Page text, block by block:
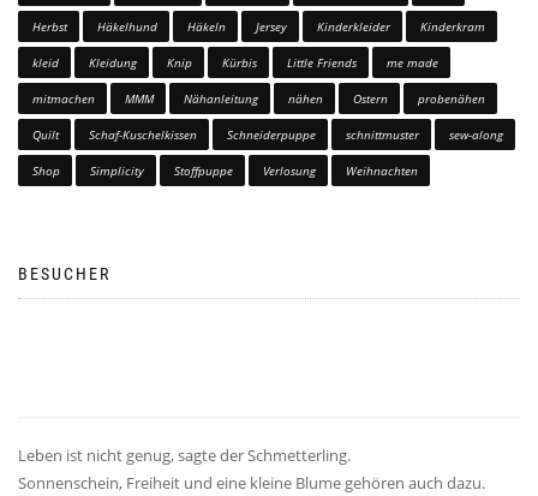
Herbst Häkelhund Häkeln Jersey Kinderkleider Kinderkram
kleid Kleidung Knip Kürbis Little Friends me made
mitmachen MMM Nähanleitung nähen Ostern probenähen
Quilt Schaf-Kuschelkissen Schneiderpuppe schnittmuster sew-along
Shop Simplicity Stoffpuppe Verlosung Weihnachten
BESUCHER
Leben ist nicht genug, sagte der Schmetterling.
Sonnenschein, Freiheit und eine kleine Blume gehören auch dazu.